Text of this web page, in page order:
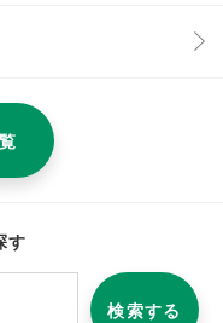
す
検索する